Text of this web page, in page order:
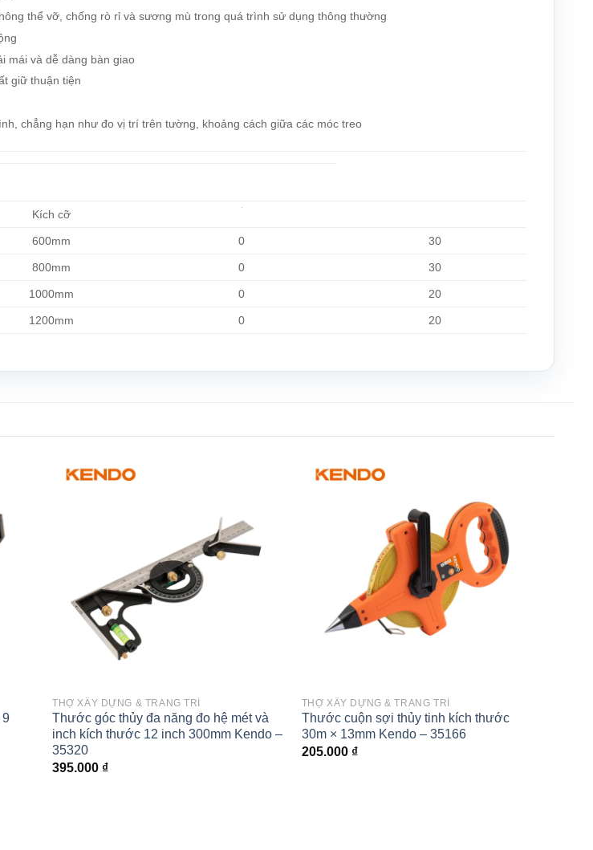
thể vỡ, chống rò rỉ và sương mù trong quá trình sử dụng thông thường
mái và dễ dàng bàn giao
giữ thuận tiện
chẳng hạn như đo vị trí trên tường, khoảng cách giữa các móc treo
Kích cỡ
600mm 0 30
800mm 0 30
1000mm 0 20
1200mm 0 20
9
THỢ XÂY DỰNG & TRANG TRÍ
Thước góc thủy đa năng đo hệ mét và
inch kích thước 12 inch 300mm Kendo –
35320
395.000 ₫
wishlist
THỢ XÂY DỰNG & TRANG TRÍ
Thước cuộn sợi thủy tinh kích thước
30m × 13mm Kendo – 35166
205.000 ₫